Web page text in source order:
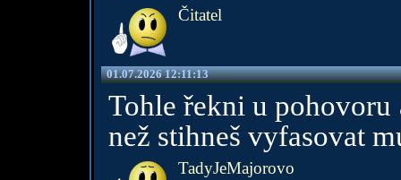
Čitatel
01.07.2026 12:11:13
Tohle řekni u
než stihneš vyfasovat
TadyJeMajorovo